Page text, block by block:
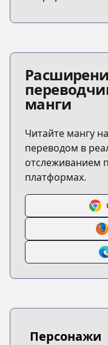
манги
Читайте мангу
переводом в
отслеживанием
платформах.
Персонажи